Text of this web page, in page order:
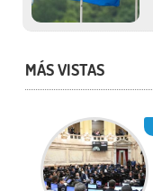
MÁS VISTAS